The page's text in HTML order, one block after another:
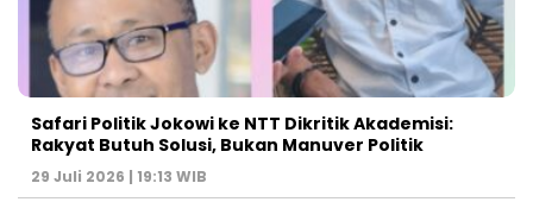
Safari Politik Jokowi ke NTT Dikritik Akademisi:
Rakyat Butuh Solusi, Bukan Manuver Politik
29 Juli 2026 | 19:13 WIB